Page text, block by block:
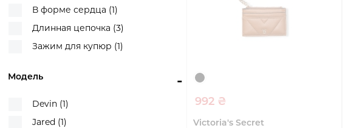
В форме сердца (1)
Длинная цепочка (3)
Зажим для купюр (1)
-
Модель
Devin (1)
Jared (1)
992 ₴
Victoria's Secret